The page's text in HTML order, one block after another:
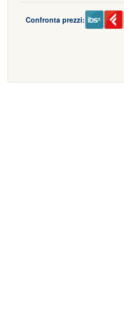
Confronta prezzi: